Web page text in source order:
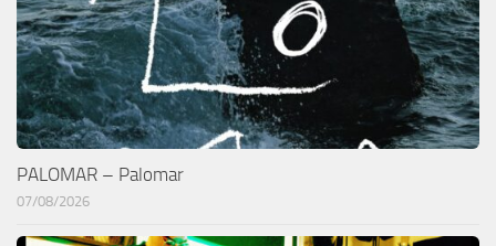
PALOMAR – Palomar
07/08/2026